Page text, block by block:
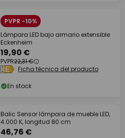
PVPR -10%
Lámpara LED bajo armario extensible
Eckenheim
19,90 €
PVPR22,31 €
Ficha técnica del producto
En stock
Balic Sensor lámpara de mueble LED,
4.000 K, longitud 80 cm
46,76 €